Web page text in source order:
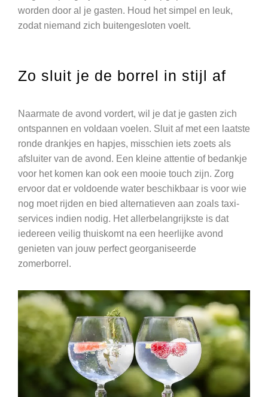
worden door al je gasten. Houd het simpel en leuk,
zodat niemand zich buitengesloten voelt.
Zo sluit je de borrel in stijl af
Naarmate de avond vordert, wil je dat je gasten zich
ontspannen en voldaan voelen. Sluit af met een laatste
ronde drankjes en hapjes, misschien iets zoets als
afsluiter van de avond. Een kleine attentie of bedankje
voor het komen kan ook een mooie touch zijn. Zorg
ervoor dat er voldoende water beschikbaar is voor wie
nog moet rijden en bied alternatieven aan zoals taxi-
services indien nodig. Het allerbelangrijkste is dat
iedereen veilig thuiskomt na een heerlijke avond
genieten van jouw perfect georganiseerde
zomerborrel.